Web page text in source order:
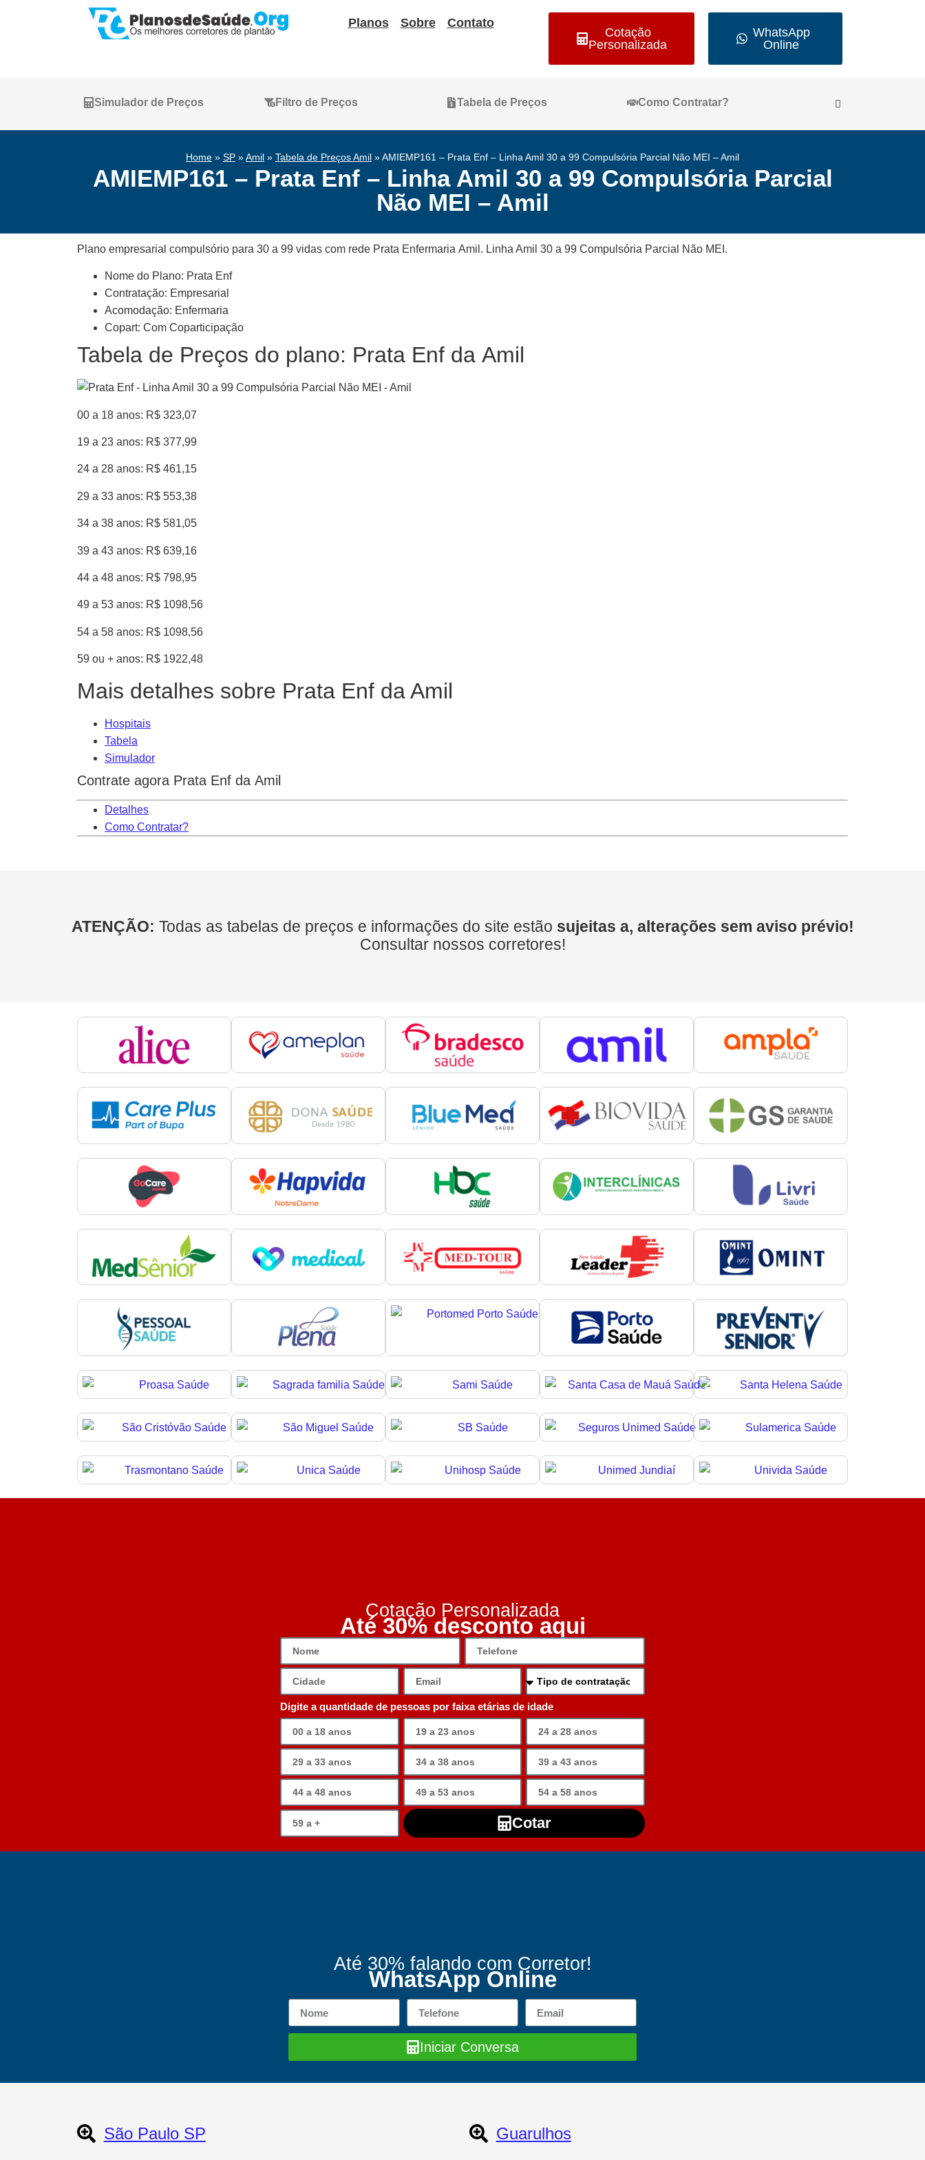
Planos Sobre Contato
Cotação
Personalizada
WhatsApp
Online
Simulador de Preços Filtro de Preços Tabela de Preços Como Contratar?
Home » SP » Amil » Tabela de Preços Amil » AMIEMP161 – Prata Enf – Linha Amil 30 a 99 Compulsória Parcial Não MEI – Amil
AMIEMP161 – Prata Enf – Linha Amil 30 a 99 Compulsória Parcial
Não MEI – Amil
Plano empresarial compulsório para 30 a 99 vidas com rede Prata Enfermaria Amil. Linha Amil 30 a 99 Compulsória Parcial Não MEI.
Nome do Plano: Prata Enf
Contratação: Empresarial
Acomodação: Enfermaria
Copart: Com Coparticipação
Tabela de Preços do plano: Prata Enf da Amil
00 a 18 anos: R$ 323,07
19 a 23 anos: R$ 377,99
24 a 28 anos: R$ 461,15
29 a 33 anos: R$ 553,38
34 a 38 anos: R$ 581,05
39 a 43 anos: R$ 639,16
44 a 48 anos: R$ 798,95
49 a 53 anos: R$ 1098,56
54 a 58 anos: R$ 1098,56
59 ou + anos: R$ 1922,48
Mais detalhes sobre Prata Enf da Amil
Hospitais
Tabela
Simulador
Contrate agora Prata Enf da Amil
Detalhes
Como Contratar?
ATENÇÃO: Todas as tabelas de preços e informações do site estão sujeitas a, alterações sem aviso prévio!
Consultar nossos corretores!
Cotação Personalizada
Até 30% desconto aqui
Digite a quantidade de pessoas por faixa etárias de idade
Cotar
Até 30% falando com Corretor!
WhatsApp Online
Iniciar Conversa
São Paulo SP Guarulhos